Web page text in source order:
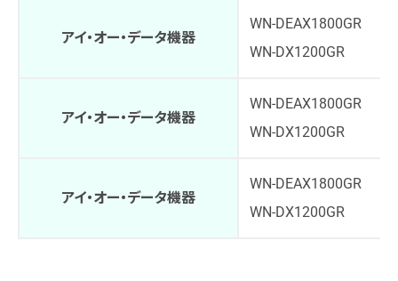
アイ・オー・データ機器
WN-DEAX1800GR
WN-DX1200GR
アイ・オー・データ機器
WN-DEAX1800GR
WN-DX1200GR
アイ・オー・データ機器
WN-DEAX1800GR
WN-DX1200GR